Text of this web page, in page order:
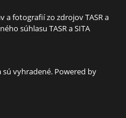
a fotografií zo zdrojov TASR a
súhlasu TASR a SITA
vyhradené. Powered by